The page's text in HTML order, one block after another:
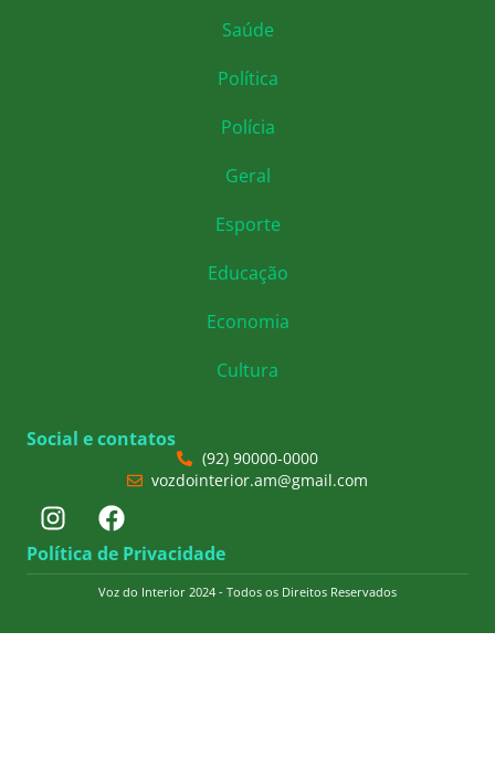
Saúde
Política
Polícia
Geral
Esporte
Educação
Economia
Cultura
Social e contatos
(92) 90000-0000
vozdointerior.am@gmail.com
Política de Privacidade
Voz do Interior 2024 - Todos os Direitos Reservados